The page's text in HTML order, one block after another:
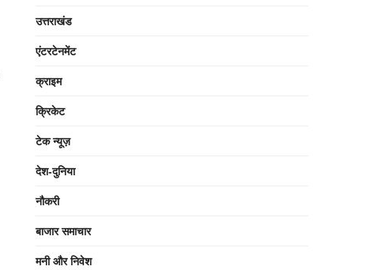
उत्तराखंड
एंटरटेनमेंट
क्राइम
क्रिकेट
टेक न्यूज़
देश-दुनिया
नौकरी
बाजार समाचार
मनी और निवेश